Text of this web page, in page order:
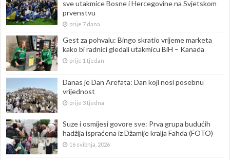
sve utakmice Bosne i Hercegovine na Svjetskom
prvenstvu
prije 7 dana
Gest za pohvalu: Bingo skratio vrijeme marketa
kako bi radnici gledali utakmicu BiH – Kanada
prije 1 tjedan
Danas je Dan Arefata: Dan koji nosi posebnu
vrijednost
prije 3 tjedna
Suze i osmijesi govore sve: Prva grupa budućih
hadžija ispraćena iz Džamije kralja Fahda (FOTO)
16 svibnja, 2026